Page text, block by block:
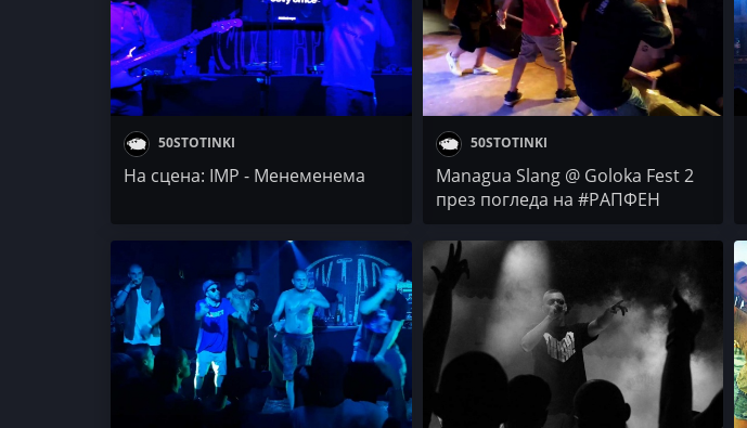
50STOTINKI
На сцена: IMP - Менеменема
50STOTINKI
Managua Slang @ Goloka Fest 2
през погледа на #РАПФЕН